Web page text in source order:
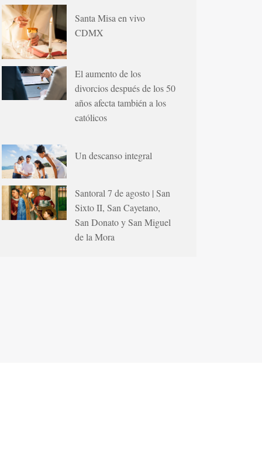
Santa Misa en vivo
CDMX
El aumento de los
divorcios después de los 50
años afecta también a los
católicos
Un descanso integral
Santoral 7 de agosto | San
Sixto II, San Cayetano,
San Donato y San Miguel
de la Mora